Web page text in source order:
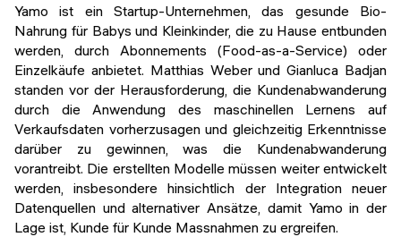
Yamo ist ein Startup-Unternehmen, das gesunde Bio-
Nahrung für Babys und Kleinkinder, die zu Hause entbunden
werden, durch Abonnements (Food-as-a-Service) oder
Einzelkäufe anbietet. Matthias Weber und Gianluca Badjan
standen vor der Herausforderung, die Kundenabwanderung
durch die Anwendung des maschinellen Lernens auf
Verkaufsdaten vorherzusagen und gleichzeitig Erkenntnisse
darüber zu gewinnen, was die Kundenabwanderung
vorantreibt. Die erstellten Modelle müssen weiter entwickelt
werden, insbesondere hinsichtlich der Integration neuer
Datenquellen und alternativer Ansätze, damit Yamo in der
Lage ist, Kunde für Kunde Massnahmen zu ergreifen.